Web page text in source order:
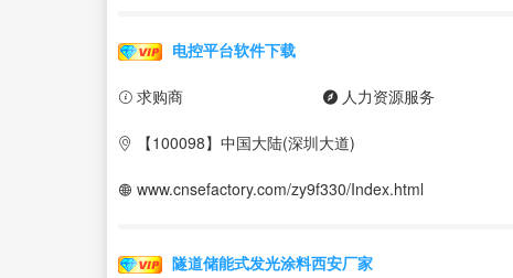
电控平台软件下载
求购商 人力资源服务
【100098】中国大陆(深圳大道)
www.cnsefactory.com/zy9f330/Index.html
隧道储能式发光涂料西安厂家